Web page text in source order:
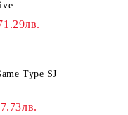
Type SJ